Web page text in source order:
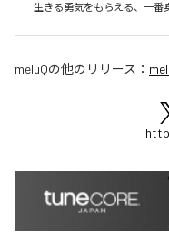
生きる勇気をもらえる、一番
meluQの他のリリース：